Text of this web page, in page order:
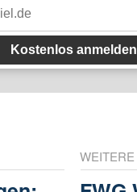
Kostenlos anmelden